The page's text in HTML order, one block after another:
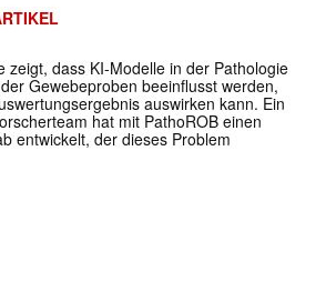
zeigt, dass KI-Modelle in der Pathologie
Gewebeproben beeinflusst werden,
auswirken kann. Ein
hat mit PathoROB einen
entwickelt, der dieses Problem